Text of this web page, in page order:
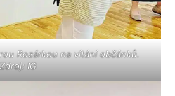
Rozárkou na vítání občánků.
IG